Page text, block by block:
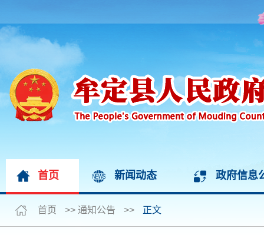
首页 新闻动态 政府信息
首页 >> 通知公告 >> 正文